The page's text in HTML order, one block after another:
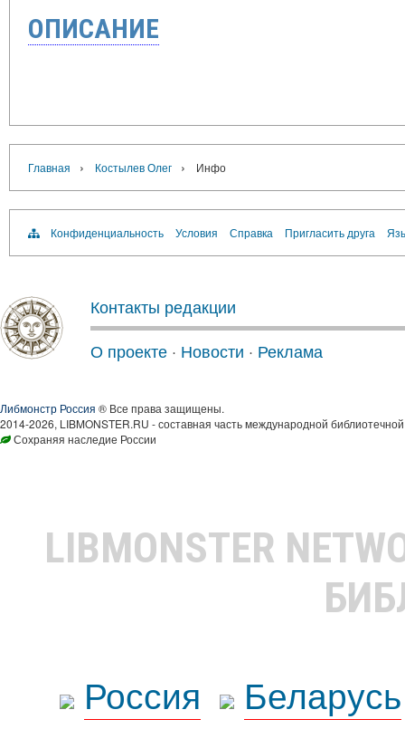
ОПИСАНИЕ
Главная › Костылев Олег › Инфо
Конфиденциальность Условия Справка Пригласить друга
Контакты редакции
О проекте · Новости · Реклама
Либмонстр Россия ® Все права защищены.
2014-2026, LIBMONSTER.RU - составная часть международной
Сохраняя наследие России
LIBMONSTER
Россия
Беларусь